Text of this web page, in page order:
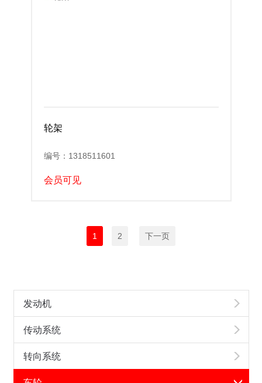
发动机
传动系统
转向系统
轮架
编号：1318511601
会员可见
1 2 下一页